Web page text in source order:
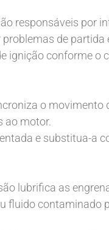
responsáveis por
de partida
ignição conforme
o movimento
ao motor.
e substitua-a
lubrifica as
fluido contaminado